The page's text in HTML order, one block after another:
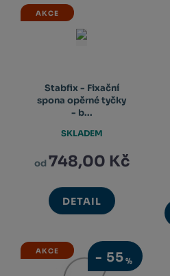
AKCE
Stabfix - Fixační
spona opěrné tyčky
- b...
od748,00 Kč
DETAIL
SKLADEM
- 55%
AKCE